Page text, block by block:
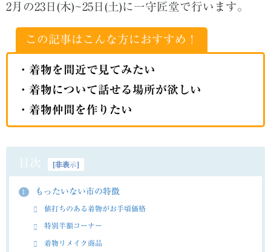
2月の23日(木)~25日(土)に一守匠堂で行います。
この記事はこんな方におすすめ！
・着物を間近で見てみたい
・着物について話せる場所が欲しい
・着物仲間を作りたい
目次 [非表示]
1 もったいない市の特徴
値打ちのある着物がお手頃価格
特別半額コーナー
着物リメイク商品